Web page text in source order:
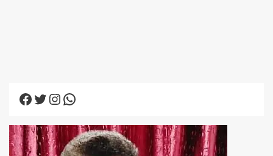
Facebook
Twitter
Instagram
WhatsApp